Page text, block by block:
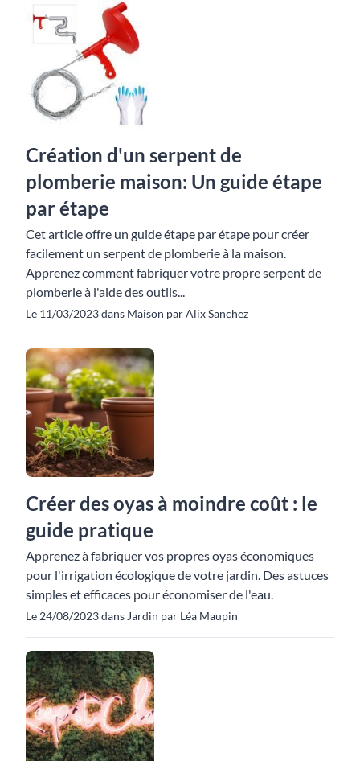
Création d'un serpent de
plomberie maison: Un guide étape
par étape
Cet article offre un guide étape par étape pour créer
facilement un serpent de plomberie à la maison.
Apprenez comment fabriquer votre propre serpent de
plomberie à l'aide des outils...
Le 11/03/2023 dans Maison par Alix Sanchez
Créer des oyas à moindre coût : le
guide pratique
Apprenez à fabriquer vos propres oyas économiques
pour l'irrigation écologique de votre jardin. Des astuces
simples et efficaces pour économiser de l'eau.
Le 24/08/2023 dans Jardin par Léa Maupin